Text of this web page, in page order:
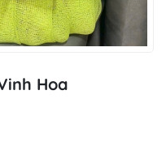
Hoa